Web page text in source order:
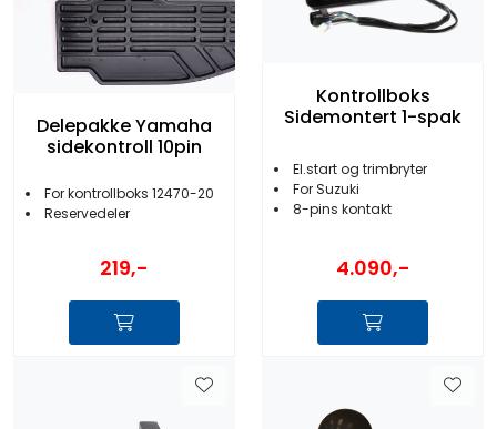
Delepakke Yamaha
sidekontroll 10pin
For kontrollboks 12470-20
Reservedeler
219,-
Kontrollboks
Sidemontert 1-spak
El.start og trimbryter
For Suzuki
8-pins kontakt
4.090,-